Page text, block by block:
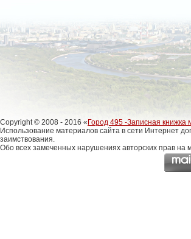
Copyright © 2008 - 2016 «Город 495 -Записная книжка
Использование материалов сайта в сети Интернет
заимствования.
Обо всех замеченных нарушениях авторских прав